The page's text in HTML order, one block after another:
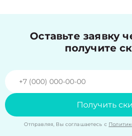
Оставьте заявку
получите
Получить
Отправляя, Вы соглашаетесь с